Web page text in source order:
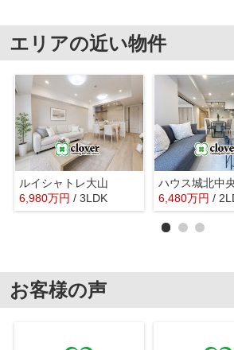
エリアの近い物件
ルイシャトレ大山
6,980万円 / 3LDK
ハウス城北中
6,480万円 /
お客様の声